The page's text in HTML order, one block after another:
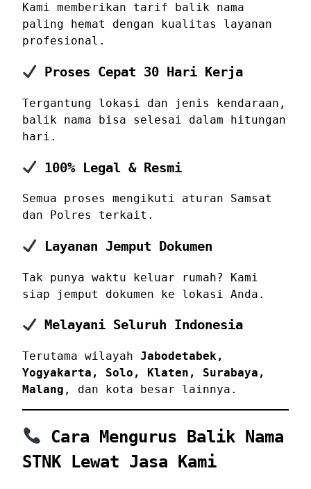
Kami memberikan tarif balik nama
paling hemat dengan kualitas layanan
profesional.
Proses Cepat 30 Hari Kerja
Tergantung lokasi dan jenis kendaraan,
balik nama bisa selesai dalam hitungan
hari.
100% Legal & Resmi
Semua proses mengikuti aturan Samsat
dan Polres terkait.
Layanan Jemput Dokumen
Tak punya waktu keluar rumah? Kami
siap jemput dokumen ke lokasi Anda.
Melayani Seluruh Indonesia
Terutama wilayah Jabodetabek,
Yogyakarta, Solo, Klaten, Surabaya,
Malang , dan kota besar lainnya.
Cara Mengurus Balik Nama
STNK Lewat Jasa Kami